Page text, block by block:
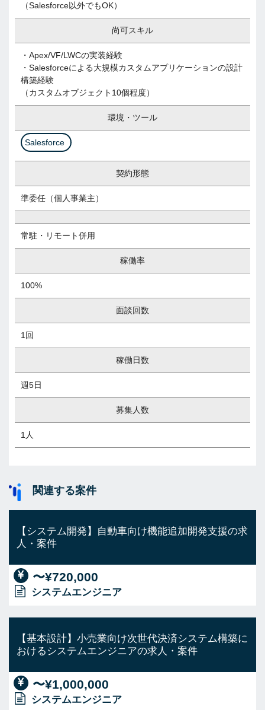
（Salesforce以外でもOK）
尚可スキル
・Apex/VF/LWCの実装経験
・Salesforceによる大規模カスタムアプリケーションの設計
構築経験
（カスタムオブジェクト10個程度）
環境・ツール
Salesforce
契約形態
準委任（個人事業主）
常駐・リモート併用
稼働率
100%
面談回数
1回
稼働日数
週5日
募集人数
1人
関連する案件
【システム開発】自動車向け機能追加開発支援の求
人・案件
〜¥720,000
システムエンジニア
【基本設計】小売業向け次世代決済システム構築に
おけるシステムエンジニアの求人・案件
〜¥1,000,000
システムエンジニア